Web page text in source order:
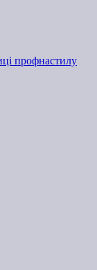
профнастилу